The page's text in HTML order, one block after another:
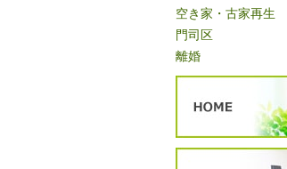
空き家・古家再生
門司区
離婚